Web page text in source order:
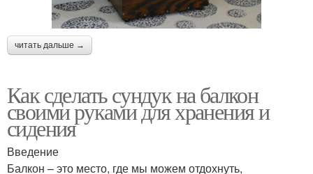
читать дальше →
Как сделать сундук на балкон
своими руками для хранения и
сидения
Введение
Балкон – это место, где мы можем отдохнуть,